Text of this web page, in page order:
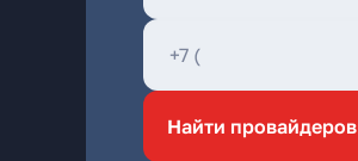
Найти провайдеров